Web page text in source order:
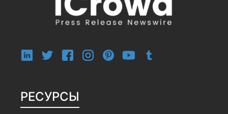
РЕСУРСЫ